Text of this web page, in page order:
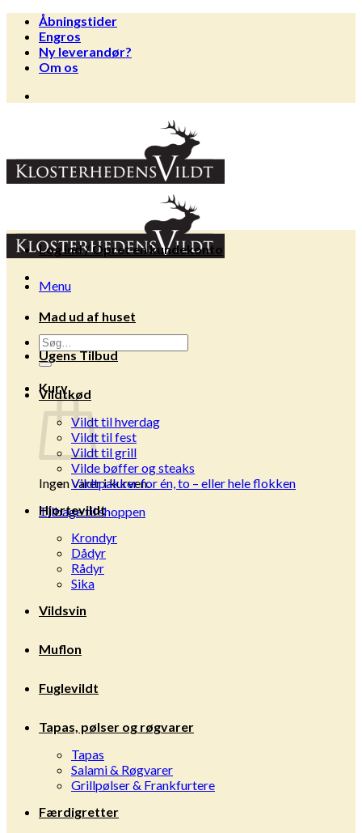
Fortsæt
indhold
Åbningstider
Engros
Ny leverandør?
Om os
Menu
Søg
efter:
Kurv
Ingen varer i kurven.
Tilbage til shoppen
Log ind / Opret en kundekonto
Mad ud af huset
Ugens Tilbud
Vildtkød
Vildt til hverdag
Vildt til fest
Vildt til grill
Vilde bøffer og steaks
Vildtpakker for én, to – eller hele flokken
Hjortevildt
Krondyr
Dådyr
Rådyr
Sika
Vildsvin
Muflon
Fuglevildt
Tapas, pølser og røgvarer
Tapas
Salami & Røgvarer
Grillpølser & Frankfurtere
Færdigretter